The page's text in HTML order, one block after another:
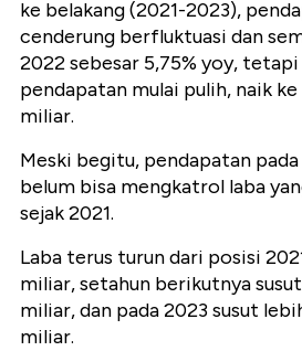
ke belakang (2021-2023),
cenderung berfluktuasi dan
2022 sebesar 5,75% yoy, tetapi
pendapatan mulai pulih, naik ke
miliar.
Meski begitu, pendapatan
belum bisa mengkatrol laba
sejak 2021.
Laba terus turun dari posisi
miliar, setahun berikutnya
miliar, dan pada 2023 susut
miliar.